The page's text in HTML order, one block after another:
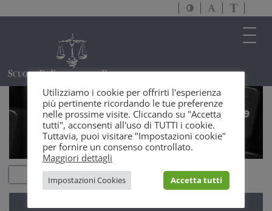
Attiva/disattiva
alto
Attiva/
dimensione
a
solo
Utilizziamo i cookie per offrirti l'esperienza
più pertinente ricordando le tue preferenze
nelle prossime visite. Cliccando su "Accetta
tutti", acconsenti all'uso di TUTTI i cookie.
Tuttavia, puoi visitare "Impostazioni cookie"
per fornire un consenso controllato.
Maggiori dettagli
Impostazioni Cookies Accetta tutti